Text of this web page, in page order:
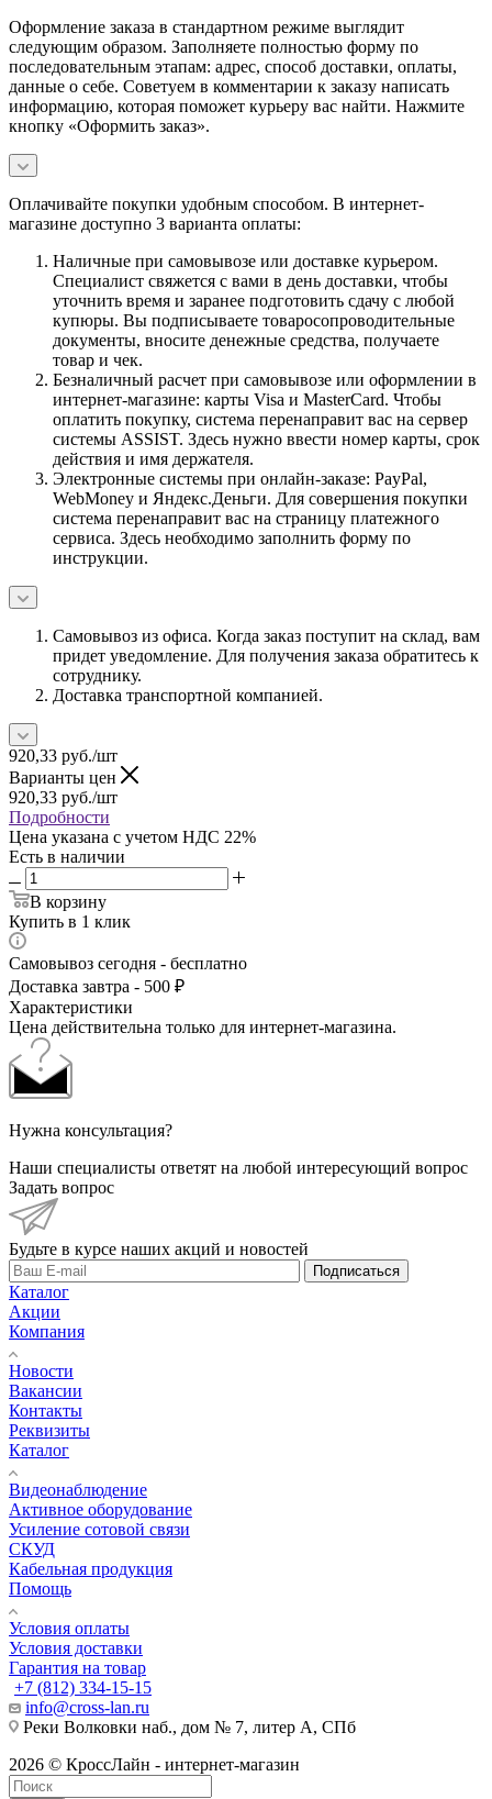
Оформление заказа в стандартном режиме выглядит
следующим образом. Заполняете полностью форму по
последовательным этапам: адрес, способ доставки, оплаты,
данные о себе. Советуем в комментарии к заказу написать
информацию, которая поможет курьеру вас найти. Нажмите
кнопку «Оформить заказ».
Оплачивайте покупки удобным способом. В интернет-
магазине доступно 3 варианта оплаты:
Наличные при самовывозе или доставке курьером.
Специалист свяжется с вами в день доставки, чтобы
уточнить время и заранее подготовить сдачу с любой
купюры. Вы подписываете товаросопроводительные
документы, вносите денежные средства, получаете
товар и чек.
Безналичный расчет при самовывозе или оформлении в
интернет-магазине: карты Visa и MasterCard. Чтобы
оплатить покупку, система перенаправит вас на сервер
системы ASSIST. Здесь нужно ввести номер карты, срок
действия и имя держателя.
Электронные системы при онлайн-заказе: PayPal,
WebMoney и Яндекс.Деньги. Для совершения покупки
система перенаправит вас на страницу платежного
сервиса. Здесь необходимо заполнить форму по
инструкции.
Самовывоз из офиса. Когда заказ поступит на склад, вам
придет уведомление. Для получения заказа обратитесь к
сотруднику.
Доставка транспортной компанией.
920,33 руб./шт
Варианты цен
920,33 руб./шт
Подробности
Цена указана с учетом НДС 22%
Есть в наличии
В корзину
Купить в 1 клик
Самовывоз сегодня - бесплатно
Доставка завтра - 500 ₽
Характеристики
Цена действительна только для интернет-магазина.
Нужна консультация?
Наши специалисты ответят на любой интересующий вопрос
Задать вопрос
Будьте в курсе наших акций и новостей
Подписаться
Каталог
Акции
Компания
Новости
Вакансии
Контакты
Реквизиты
Каталог
Видеонаблюдение
Активное оборудование
Усиление сотовой связи
СКУД
Кабельная продукция
Помощь
Условия оплаты
Условия доставки
Гарантия на товар
+7 (812) 334-15-15
info@cross-lan.ru
Реки Волковки наб., дом № 7, литер А, СПб
2026 © КроссЛайн - интернет-магазин